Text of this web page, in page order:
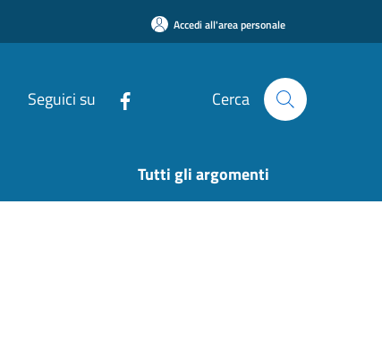
Accedi all'area personale
Seguici su Cerca
Tutti gli argomenti